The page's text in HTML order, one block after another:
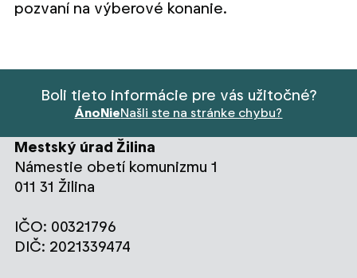
pozvaní na výberové konanie.
Boli tieto informácie pre vás užitočné?
ÁnoNieNašli ste na stránke chybu?
Mestský úrad Žilina
Námestie obetí komunizmu 1
011 31 Žilina
IČO: 00321796
DIČ: 2021339474